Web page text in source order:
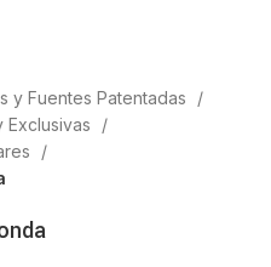
y Fuentes Patentadas
Exclusivas